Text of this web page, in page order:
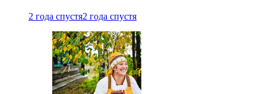
2 года спустя2 года спустя